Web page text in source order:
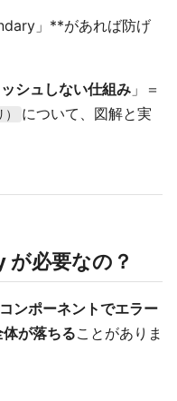
」**があれば防げ
シュしない仕組み 」＝
について、図解と実
必要なの？
ンポーネントでエラー
が落ちることがありま